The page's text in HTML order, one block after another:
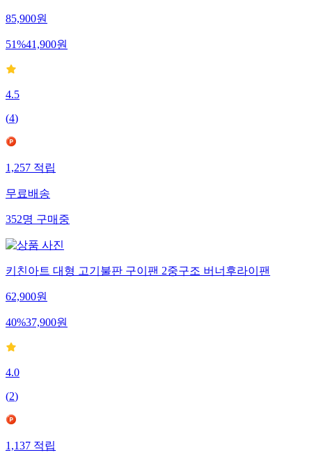
85,900원
51%41,900원
4.5
(4)
1,257 적립
무료배송
352명 구매중
키친아트 대형 고기불판 구이팬 2중구조 버너후라이팬
62,900원
40%37,900원
4.0
(2)
1,137 적립